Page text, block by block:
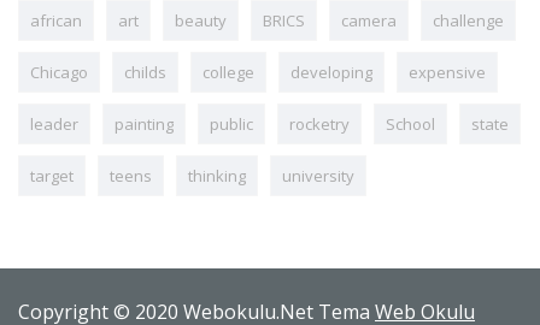
african art beauty BRICS camera challenge
Chicago childs college developing expensive
leader painting public rocketry School state
target teens thinking university
Copyright © 2020 Webokulu.Net Tema Web Okulu